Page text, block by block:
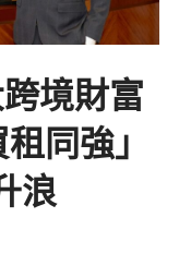
境財富
同強」
浪